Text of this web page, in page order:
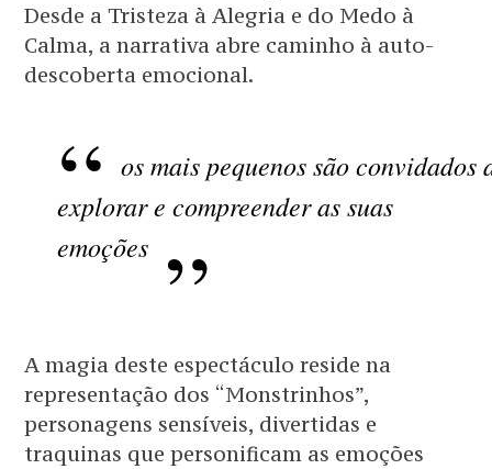
Desde a Tristeza à Alegria e do Medo à
Calma, a narrativa abre caminho à auto-
descoberta emocional.
os mais pequenos são convidados
explorar e compreender as suas
emoções
A magia deste espectáculo reside na
representação dos “Monstrinhos”,
personagens sensíveis, divertidas e
traquinas que personificam as emoções